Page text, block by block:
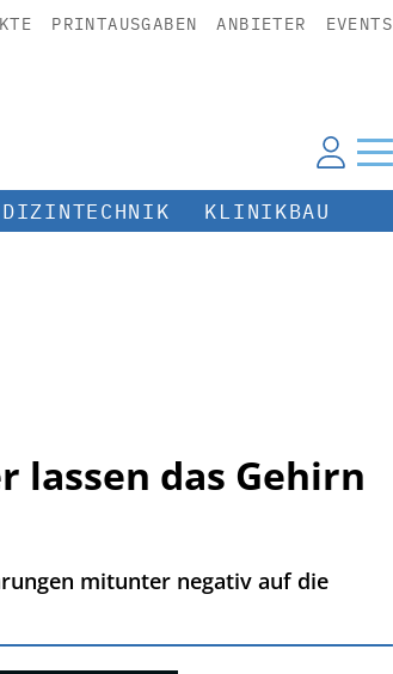
PRINTAUSGABEN ANBIETER EVENTS
KLINIKBAU
lassen das Gehirn
mitunter negativ auf die